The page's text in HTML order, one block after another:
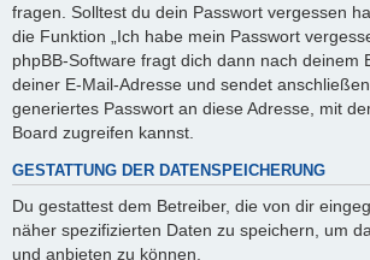
fragen. Solltest du dein Passwort vergessen
die Funktion „Ich habe mein Passwort
phpBB-Software fragt dich dann nach deinem
deiner E-Mail-Adresse und sendet
generiertes Passwort an diese Adresse, mit
Board zugreifen kannst.
GESTATTUNG DER DATENSPEICHERUNG
Du gestattest dem Betreiber, die von dir
näher spezifizierten Daten zu speichern, um
und anbieten zu können.